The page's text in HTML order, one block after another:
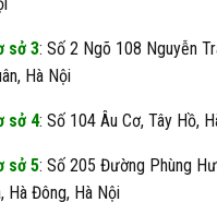
sở 3: Số 2 Ngõ 108 Nguyễn
Hà Nội
sở 4: Số 104 Âu Cơ, Tây Hồ,
sở 5: Số 205 Đường Phùng
Hà Đông, Hà Nội